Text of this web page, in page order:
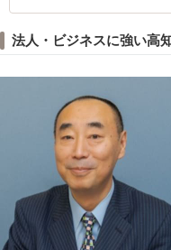
法人・ビジネスに強い高